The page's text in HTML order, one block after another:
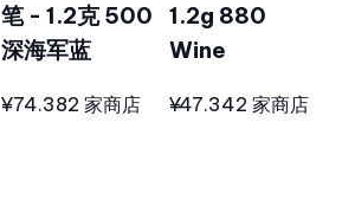
笔 - 1.2克 500
深海军蓝
¥74.382 家商店
1.2g 880
Wine
¥47.342 家商店